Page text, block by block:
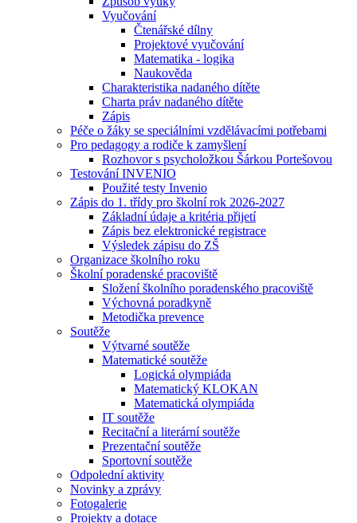
Vyučování
Čtenářské dílny
Projektové vyučování
Matematika - logika
Naukověda
Charakteristika nadaného dítěte
Charta práv nadaného dítěte
Zápis
Péče o žáky se speciálními vzdělávacími potřebami
Pro pedagogy a rodiče k zamyšlení
Rozhovor s psycholožkou Šárkou Portešovou
Testování INVENIO
Použité testy Invenio
Zápis do 1. třídy pro školní rok 2026-2027
Základní údaje a kritéria přijetí
Zápis bez elektronické registrace
Výsledek zápisu do ZŠ
Organizace školního roku
Školní poradenské pracoviště
Složení školního poradenského pracoviště
Výchovná poradkyně
Metodička prevence
Soutěže
Výtvarné soutěže
Matematické soutěže
Logická olympiáda
Matematický KLOKAN
Matematická olympiáda
IT soutěže
Recitační a literární soutěže
Prezentační soutěže
Sportovní soutěže
Odpolední aktivity
Novinky a zprávy
Fotogalerie
Projekty a dotace